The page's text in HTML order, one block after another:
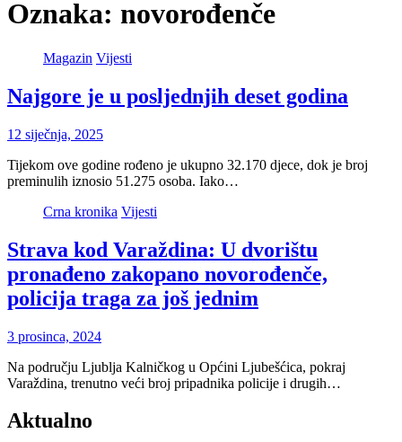
Oznaka: novorođenče
Magazin Vijesti
Najgore je u posljednjih deset godina
12 siječnja, 2025
Tijekom ove godine rođeno je ukupno 32.170 djece, dok je broj
preminulih iznosio 51.275 osoba. Iako…
Crna kronika Vijesti
Strava kod Varaždina: U dvorištu
pronađeno zakopano novorođenče,
policija traga za još jednim
3 prosinca, 2024
Na području Ljublja Kalničkog u Općini Ljubešćica, pokraj
Varaždina, trenutno veći broj pripadnika policije i drugih…
Aktualno